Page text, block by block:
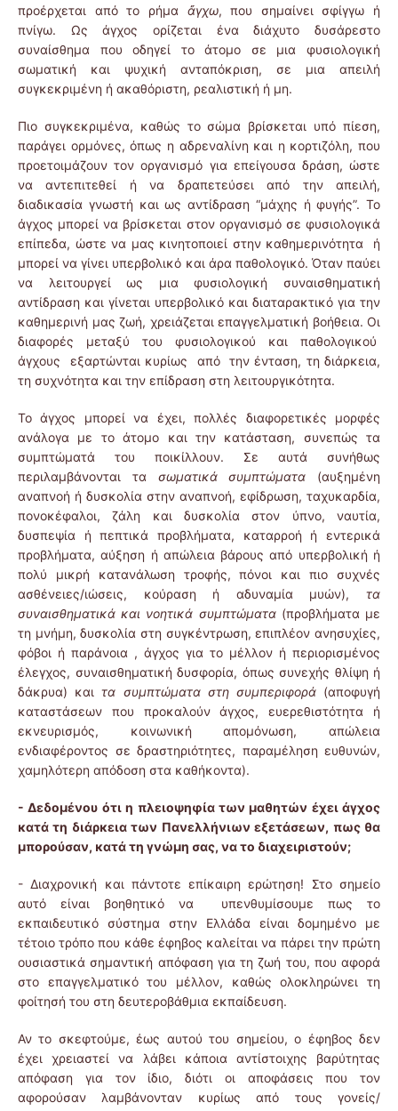
προέρχεται από το ρήμα ἄγχω, που σημαίνει σφίγγω ή
πνίγω. Ως άγχος ορίζεται ένα διάχυτο δυσάρεστο
συναίσθημα που οδηγεί το άτομο σε μια φυσιολογική
σωματική και ψυχική ανταπόκριση, σε μια απειλή
συγκεκριμένη ή ακαθόριστη, ρεαλιστική ή μη.
Πιο συγκεκριμένα, καθώς το σώμα βρίσκεται υπό πίεση,
παράγει ορμόνες, όπως η αδρεναλίνη και η κορτιζόλη, που
προετοιμάζουν τον οργανισμό για επείγουσα δράση, ώστε
να αντεπιτεθεί ή να δραπετεύσει από την απειλή,
διαδικασία γνωστή και ως αντίδραση “μάχης ή φυγής”. Το
άγχος μπορεί να βρίσκεται στον οργανισμό σε φυσιολογικά
επίπεδα, ώστε να μας κινητοποιεί στην καθημερινότητα ή
μπορεί να γίνει υπερβολικό και άρα παθολογικό. Όταν παύει
να λειτουργεί ως μια φυσιολογική συναισθηματική
αντίδραση και γίνεται υπερβολικό και διαταρακτικό για την
καθημερινή μας ζωή, χρειάζεται επαγγελματική βοήθεια. Οι
διαφορές μεταξύ του φυσιολογικού και παθολογικού
άγχους εξαρτώνται κυρίως από την ένταση, τη διάρκεια,
τη συχνότητα και την επίδραση στη λειτουργικότητα.
Το άγχος μπορεί να έχει, πολλές διαφορετικές μορφές
ανάλογα με το άτομο και την κατάσταση, συνεπώς τα
συμπτώματά του ποικίλλουν. Σε αυτά συνήθως
περιλαμβάνονται τα σωματικά συμπτώματα (αυξημένη
αναπνοή ή δυσκολία στην αναπνοή, εφίδρωση, ταχυκαρδία,
πονοκέφαλοι, ζάλη και δυσκολία στον ύπνο, ναυτία,
δυσπεψία ή πεπτικά προβλήματα, καταρροή ή εντερικά
προβλήματα, αύξηση ή απώλεια βάρους από υπερβολική ή
πολύ μικρή κατανάλωση τροφής, πόνοι και πιο συχνές
ασθένειες/ιώσεις, κούραση ή αδυναμία μυών), τα
συναισθηματικά και νοητικά συμπτώματα (προβλήματα με
τη μνήμη, δυσκολία στη συγκέντρωση, επιπλέον ανησυχίες,
φόβοι ή παράνοια , άγχος για το μέλλον ή περιορισμένος
έλεγχος, συναισθηματική δυσφορία, όπως συνεχής θλίψη ή
δάκρυα) καιτα συμπτώματα στη συμπεριφορά(αποφυγή
καταστάσεων που προκαλούν άγχος, ευερεθιστότητα ή
εκνευρισμός, κοινωνική απομόνωση, απώλεια
ενδιαφέροντος σε δραστηριότητες, παραμέληση ευθυνών,
χαμηλότερη απόδοση στα καθήκοντα).
- Δεδομένου ότι η πλειοψηφία των μαθητών έχει άγχος
κατά τη διάρκεια των Πανελλήνιων εξετάσεων, πως θα
μπορούσαν, κατά τη γνώμη σας, να το διαχειριστούν;
- Διαχρονική και πάντοτε επίκαιρη ερώτηση! Στο σημείο
αυτό είναι βοηθητικό να υπενθυμίσουμε πως το
εκπαιδευτικό σύστημα στην Ελλάδα είναι δομημένο με
τέτοιο τρόπο που κάθε έφηβος καλείται να πάρει την πρώτη
ουσιαστικά σημαντική απόφαση για τη ζωή του, που αφορά
στο επαγγελματικό του μέλλον, καθώς ολοκληρώνει τη
φοίτησή του στη δευτεροβάθμια εκπαίδευση.
Αν το σκεφτούμε, έως αυτού του σημείου, ο έφηβος δεν
έχει χρειαστεί να λάβει κάποια αντίστοιχης βαρύτητας
απόφαση για τον ίδιο, διότι οι αποφάσεις που τον
αφορούσαν λαμβάνονταν κυρίως από τους γονείς/